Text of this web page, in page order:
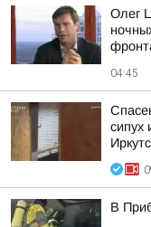
Олег
04:45
сипух
В